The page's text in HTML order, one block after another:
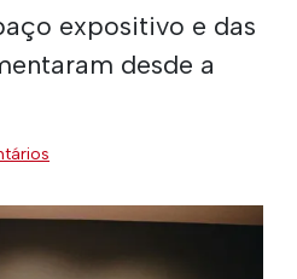
expositivo e das
desde a